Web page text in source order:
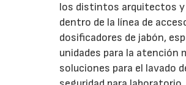
los distintos arquitectos y
dentro de la línea de
dosificadores de jabón,
unidades para la atención
soluciones para el lavado